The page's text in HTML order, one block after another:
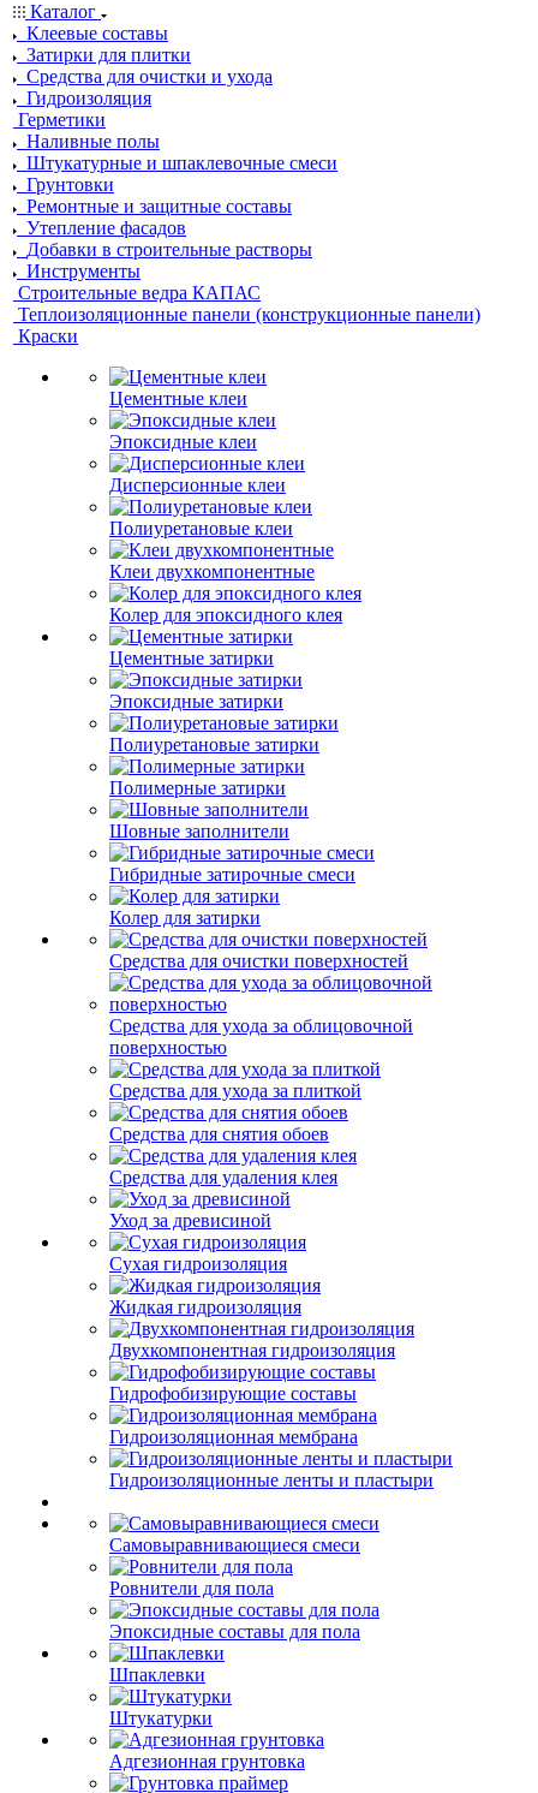
Каталог
Клеевые составы
Затирки для плитки
Средства для очистки и ухода
Гидроизоляция
Герметики
Наливные полы
Штукатурные и шпаклевочные смеси
Грунтовки
Ремонтные и защитные составы
Утепление фасадов
Добавки в строительные растворы
Инструменты
Строительные ведра КАПАС
Теплоизоляционные панели (конструкционные панели)
Краски
Цементные клеи
Эпоксидные клеи
Дисперсионные клеи
Полиуретановые клеи
Клеи двухкомпонентные
Колер для эпоксидного клея
Цементные затирки
Эпоксидные затирки
Полиуретановые затирки
Полимерные затирки
Шовные заполнители
Гибридные затирочные смеси
Колер для затирки
Средства для очистки поверхностей
Средства для ухода за облицовочной
поверхностью
Средства для ухода за плиткой
Средства для снятия обоев
Средства для удаления клея
Уход за древисиной
Сухая гидроизоляция
Жидкая гидроизоляция
Двухкомпонентная гидроизоляция
Гидрофобизирующие составы
Гидроизоляционная мембрана
Гидроизоляционные ленты и пластыри
Самовыравнивающиеся смеси
Ровнители для пола
Эпоксидные составы для пола
Шпаклевки
Штукатурки
Адгезионная грунтовка